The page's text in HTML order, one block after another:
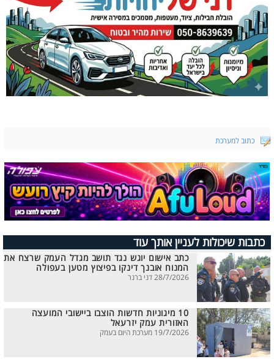
כתוב למערכת
כתבות שיכולות לעניין אותך עוד
כתב אישום יוגש נגד תושב מגדל העמק שרצח את
המנוח אובנך דינקו בפיצוץ מטען בעפולה
28/7/2026 דני ברנר
10 מיגוניות חדשות הוצבו ביישובי המועצה
האזורית עמק יזרעאל
19/7/2026 מערכת היום בעמק